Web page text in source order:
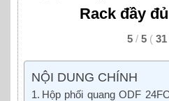
Rack đầy
5 / 5 ( 31
NỘI DUNG CHÍNH
Hộp phối quang ODF